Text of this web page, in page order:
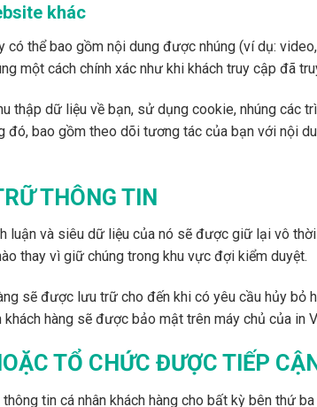
khác
thể bao gồm nội dung được nhúng (ví dụ:
một cách chính xác như khi khách truy cập đã
thập dữ liệu về bạn, sử dụng cookie, nhúng các
đó, bao gồm theo dõi tương tác của bạn với nội
THÔNG TIN
luận và siêu dữ liệu của nó sẽ được giữ lại vô
thay vì giữ chúng trong khu vực đợi kiểm duyệt.
sẽ được lưu trữ cho đến khi có yêu cầu hủy bỏ
hàng sẽ được bảo mật trên máy chủ của in
TỔ CHỨC ĐƯỢC TIẾP
tin cá nhân khách hàng cho bất kỳ bên thứ